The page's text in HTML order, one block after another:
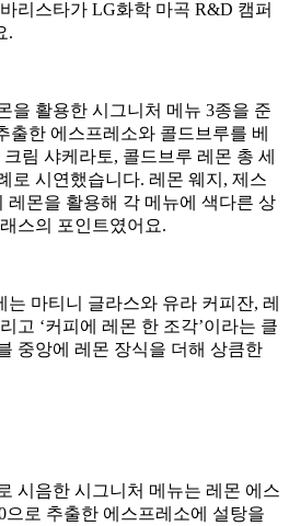
리스타가 LG화학 마곡 R&D 캠퍼
.
을 활용한 시그니처 메뉴 3종을 준
출한 에스프레소와 콜드브루를 베
림 샤케라토, 콜드브루 레몬 총 세
로 시연했습니다. 레몬 웨지, 제스
레몬을 활용해 각 메뉴에 색다른 상
스의 포인트였어요.
마티니 글라스와 유라 커피잔, 레
고 ‘커피에 레몬 한 조각’이라는 클
중앙에 레몬 장식을 더해 상큼한
시음한 시그니처 메뉴는 레몬 에스
으로 추출한 에스프레소에 설탕을